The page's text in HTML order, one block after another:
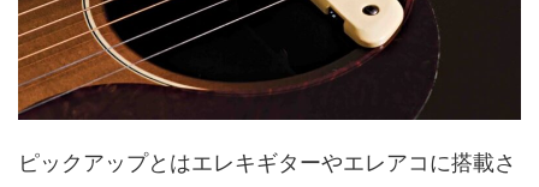
ピックアップとはエレキギターやエレアコに搭載さ